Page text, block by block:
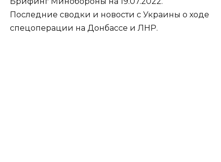
Последние сводки и новости с Украины о ходе
спецоперации на Донбассе и ЛНР.